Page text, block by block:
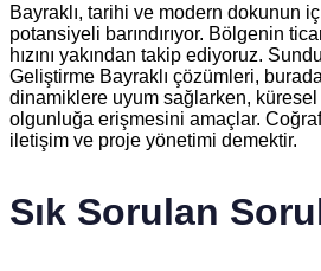
Bayraklı, tarihi ve modern dokunun
potansiyeli barındırıyor. Bölgenin
hızını yakından takip ediyoruz.
Geliştirme Bayraklı çözümleri,
dinamiklere uyum sağlarken,
olgunluğa erişmesini amaçlar.
iletişim ve proje yönetimi demektir.
Sık Sorulan